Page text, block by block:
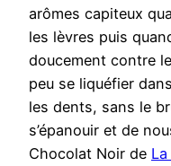
arômes capiteux
les lèvres puis
doucement contre
peu se liquéfier
les dents, sans le
s’épanouir et de
Chocolat Noir de